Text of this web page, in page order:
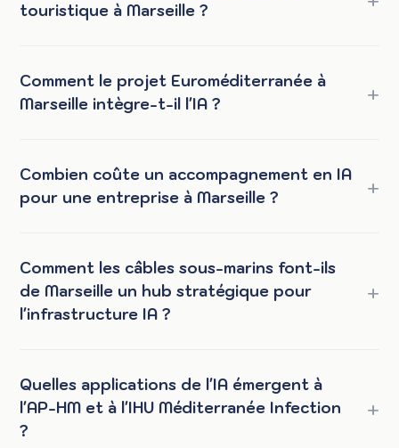
touristique à Marseille ?
Comment le projet Euroméditerranée à
Marseille intègre-t-il l'IA ?
Combien coûte un accompagnement en IA
pour une entreprise à Marseille ?
Comment les câbles sous-marins font-ils
de Marseille un hub stratégique pour
l'infrastructure IA ?
Quelles applications de l'IA émergent à
l'AP-HM et à l'IHU Méditerranée Infection
?